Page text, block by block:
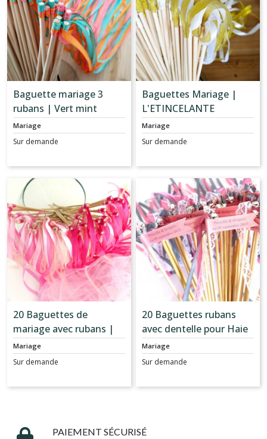
Baguette mariage 3
rubans | Vert mint
orange et rose
Mariage
Sur demande
Baguettes Mariage |
L'ETINCELANTE
Mariage
Sur demande
20 Baguettes de
mariage avec rubans |
Rose fuchsia et rose
pastel
Mariage
Sur demande
20 Baguettes rubans
avec dentelle pour Haie
d'honneur mariage
Mariage
Sur demande
PAIEMENT SÉCURISÉ